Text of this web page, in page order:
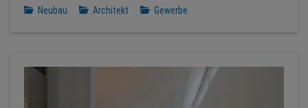
Neubau
Architekt Gewerbe